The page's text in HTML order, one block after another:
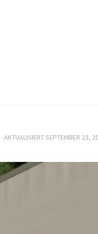
· AKTUALISIERTSEPTEMBER 23,